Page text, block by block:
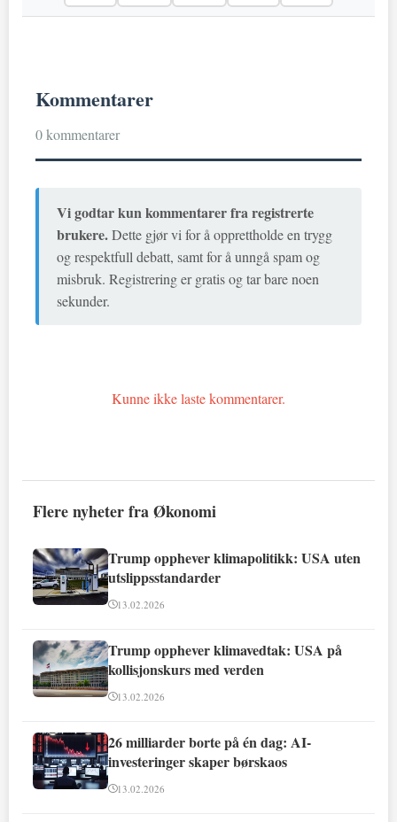
Kommentarer
0 kommentarer
Vi godtar kun kommentarer fra registrerte
brukere.Dette gjør vi for å opprettholde en trygg
og respektfull debatt, samt for å unngå spam og
misbruk. Registrering er gratis og tar bare noen
sekunder.
Kunne ikke laste kommentarer.
Flere nyheter fra Økonomi
Trump opphever klimapolitikk: USA uten
utslippsstandarder
13.02.2026
Trump opphever klimavedtak: USA på
kollisjonskurs med verden
13.02.2026
26 milliarder borte på én dag: AI-
investeringer skaper børskaos
13.02.2026